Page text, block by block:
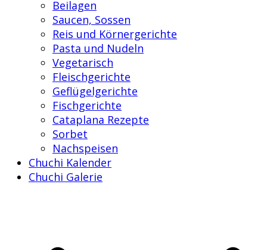
Beilagen
Saucen, Sossen
Reis und Körnergerichte
Pasta und Nudeln
Vegetarisch
Fleischgerichte
Geflügelgerichte
Fischgerichte
Cataplana Rezepte
Sorbet
Nachspeisen
Chuchi Kalender
Chuchi Galerie